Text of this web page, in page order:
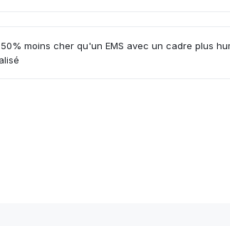
moins cher qu'un EMS avec un cadre plus